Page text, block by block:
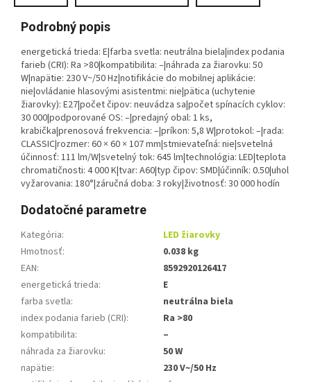
Podrobný popis
energetická trieda: E|farba svetla: neutrálna biela|index podania
farieb (CRI): Ra >80|kompatibilita: –|náhrada za žiarovku: 50
W|napätie: 230 V~/50 Hz|notifikácie do mobilnej aplikácie:
nie|ovládanie hlasovými asistentmi: nie|pätica (uchytenie
žiarovky): E27|počet čipov: neuvádza sa|počet spínacích cyklov:
30 000|podporované OS: –|predajný obal: 1 ks,
krabička|prenosová frekvencia: –|príkon: 5,8 W|protokol: –|rada:
CLASSIC|rozmer: 60 × 60 × 107 mm|stmievateľná: nie|svetelná
účinnosť: 111 lm/W|svetelný tok: 645 lm|technológia: LED|teplota
chromatičnosti: 4 000 K|tvar: A60|typ čipov: SMD|účinník: 0.50|uhol
vyžarovania: 180°|záručná doba: 3 roky|životnosť: 30 000 hodín
Dodatočné parametre
Kategória:
LED žiarovky
Hmotnosť:
0.038 kg
EAN:
8592920126417
energetická trieda:
E
farba svetla:
neutrálna biela
index podania farieb (CRI):
Ra >80
kompatibilita:
–
náhrada za žiarovku:
50 W
napätie:
230 V~/50 Hz